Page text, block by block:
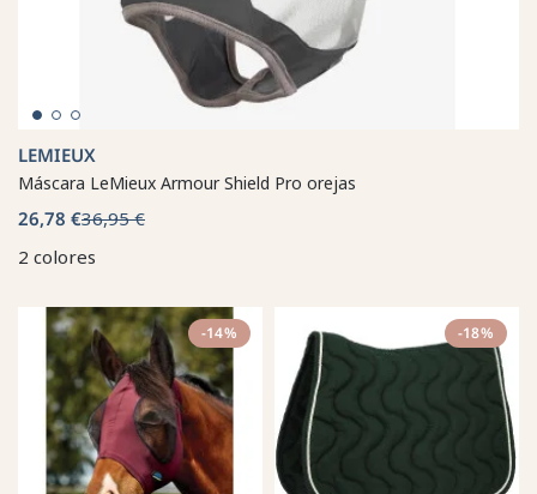
LEMIEUX
Máscara LeMieux Armour Shield Pro orejas
26,78 €36,95 €
2 colores
-14% -18%